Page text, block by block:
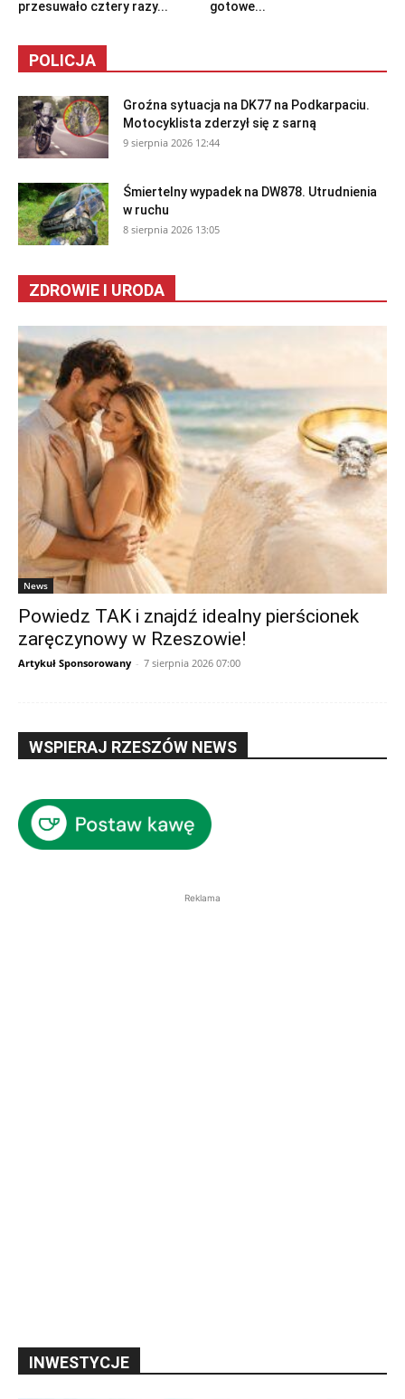
przesuwało cztery razy... gotowe...
POLICJA
Groźna sytuacja na DK77 na Podkarpaciu.
Motocyklista zderzył się z sarną
9 sierpnia 2026 12:44
Śmiertelny wypadek na DW878. Utrudnienia
w ruchu
8 sierpnia 2026 13:05
ZDROWIE I URODA
News
Powiedz TAK i znajdź idealny pierścionek
zaręczynowy w Rzeszowie!
Artykuł Sponsorowany - 7 sierpnia 2026 07:00
WSPIERAJ RZESZÓW NEWS
Reklama
INWESTYCJE